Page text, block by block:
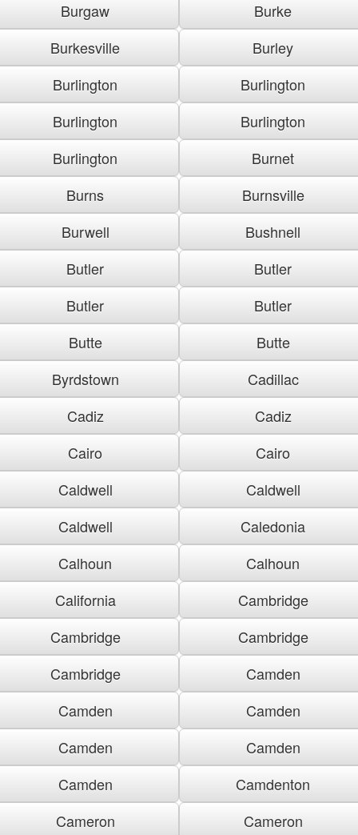
Burgaw
Burke
Burkesville
Burley
Burlington
Burlington
Burlington
Burlington
Burlington
Burnet
Burns
Burnsville
Burwell
Bushnell
Butler
Butler
Butler
Butler
Butte
Butte
Byrdstown
Cadillac
Cadiz
Cadiz
Cairo
Cairo
Caldwell
Caldwell
Caldwell
Caledonia
Calhoun
Calhoun
California
Cambridge
Cambridge
Cambridge
Cambridge
Camden
Camden
Camden
Camden
Camden
Camden
Camdenton
Cameron
Cameron